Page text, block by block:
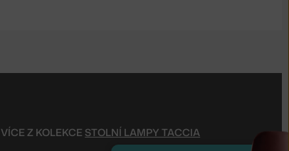
VÍCE Z KOLEKCE STOLNÍ LAMPY TACCIA